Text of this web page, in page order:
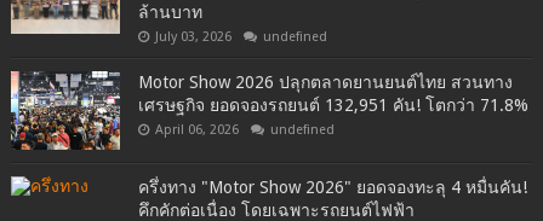
ล้านบาท
July 03, 2026 undefined
Motor Show 2026 ปลุกตลาดยานยนต์ไทย สวนทาง
เศรษฐกิจ ยอดจองรถยนต์ 132,951 คัน! โตกว่า 71.8%
April 06, 2026 undefined
ครึ่งทาง "Motor Show 2026" ยอดจองทะลุ 4 หมื่นคัน!
คึกคักต่อเนื่อง โดยเฉพาะรถยนต์ไฟฟ้า